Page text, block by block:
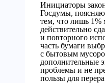
Инициаторы
Госдумы,
тем, что лишь 1%
действительно
и повторного
часть бумаги
с бытовым
дополнительные
проблемы и не
пользы для